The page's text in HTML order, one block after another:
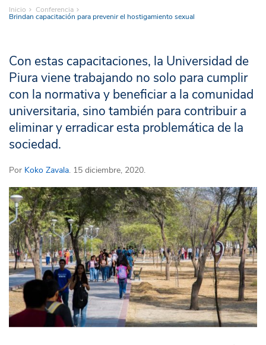
Inicio Conferencia
Brindan capacitación para prevenir el hostigamiento sexual
Con estas capacitaciones, la Universidad de
Piura viene trabajando no solo para cumplir
con la normativa y beneficiar a la comunidad
universitaria, sino también para contribuir a
eliminar y erradicar esta problemática de la
sociedad.
Por Koko Zavala. 15 diciembre, 2020.